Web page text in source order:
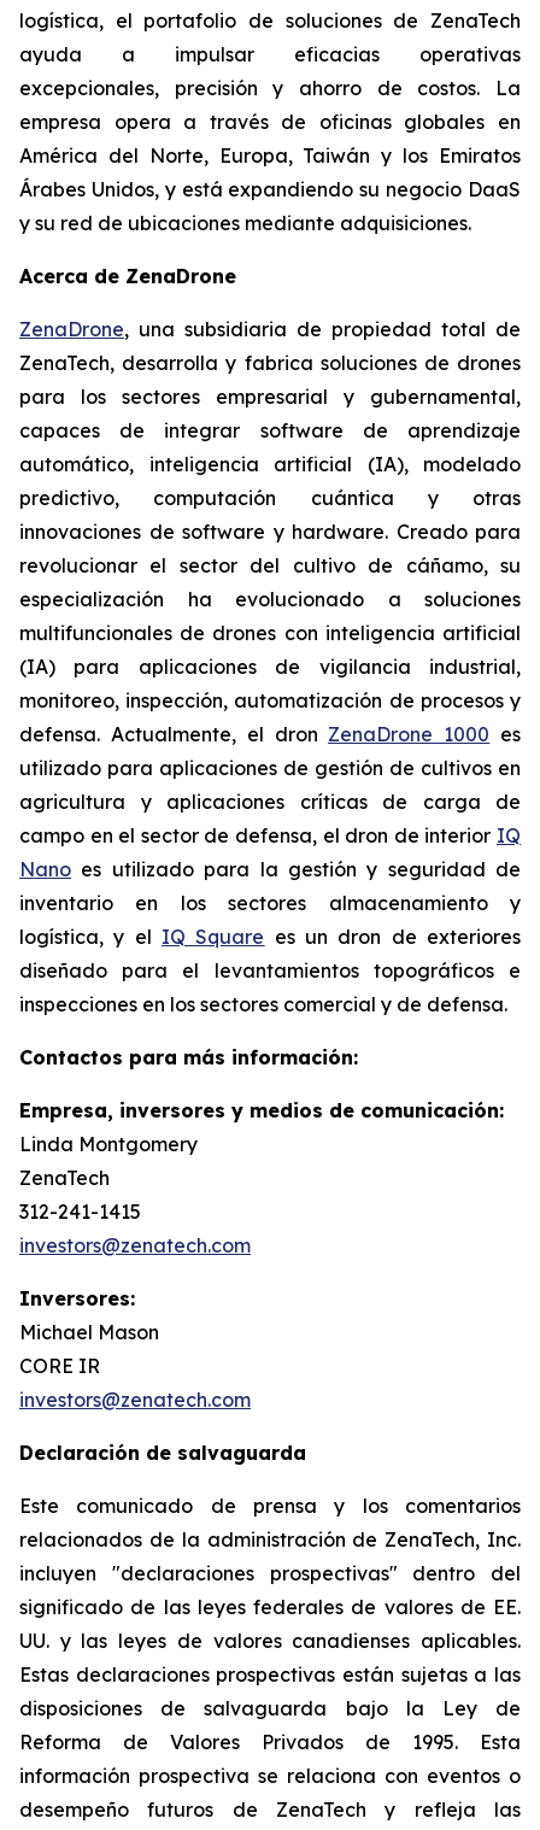
logística, el portafolio de soluciones de ZenaTech
ayuda a impulsar eficacias operativas
excepcionales, precisión y ahorro de costos. La
empresa opera a través de oficinas globales en
América del Norte, Europa, Taiwán y los Emiratos
Árabes Unidos, y está expandiendo su negocio DaaS
y su red de ubicaciones mediante adquisiciones.
Acerca de ZenaDrone
ZenaDrone, una subsidiaria de propiedad total de
ZenaTech, desarrolla y fabrica soluciones de drones
para los sectores empresarial y gubernamental,
capaces de integrar software de aprendizaje
automático, inteligencia artificial (IA), modelado
predictivo, computación cuántica y otras
innovaciones de software y hardware. Creado para
revolucionar el sector del cultivo de cáñamo, su
especialización ha evolucionado a soluciones
multifuncionales de drones con inteligencia artificial
(IA) para aplicaciones de vigilancia industrial,
monitoreo, inspección, automatización de procesos y
defensa. Actualmente, el dron ZenaDrone 1000 es
utilizado para aplicaciones de gestión de cultivos en
agricultura y aplicaciones críticas de carga de
campo en el sector de defensa, el dron de interior IQ
Nano es utilizado para la gestión y seguridad de
inventario en los sectores almacenamiento y
logística, y el IQ Square es un dron de exteriores
diseñado para el levantamientos topográficos e
inspecciones en los sectores comercial y de defensa.
Contactos para más información:
Empresa, inversores y medios de comunicación:
Linda Montgomery
ZenaTech
312-241-1415
investors@zenatech.com
Inversores:
Michael Mason
CORE IR
investors@zenatech.com
Declaración de salvaguarda
Este comunicado de prensa y los comentarios
relacionados de la administración de ZenaTech, Inc.
incluyen "declaraciones prospectivas" dentro del
significado de las leyes federales de valores de EE.
UU. y las leyes de valores canadienses aplicables.
Estas declaraciones prospectivas están sujetas a las
disposiciones de salvaguarda bajo la Ley de
Reforma de Valores Privados de 1995. Esta
información prospectiva se relaciona con eventos o
desempeño futuros de ZenaTech y refleja las